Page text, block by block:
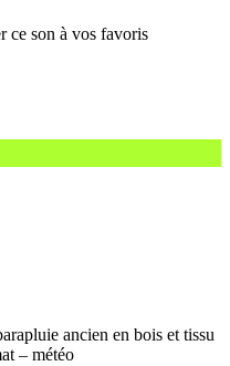
ancien en bois et tissu
– météo